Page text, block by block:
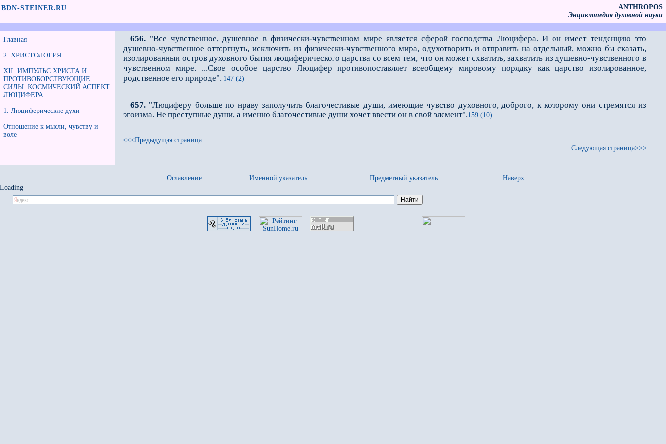
BDN-STEINER.RU
ANTHROPOS
Энциклопедия духовной науки
Главная
2. ХРИСТОЛОГИЯ
XII. ИМПУЛЬС ХРИСТА И
ПРОТИВОБОРСТВУЮЩИЕ
СИЛЫ. КОСМИЧЕСКИЙ АСПЕКТ
ЛЮЦИФЕРА
1. Люциферические духи
Отношение к мысли, чувству и
воле
656. "Все чувственное, душевное в физически-чувственном мире является сферой господства Люцифера. И он имеет тенденцию это
душевно-чувственное отторгнуть, исключить из физически-чувственного мира, одухотворить и отправить на отдельный, можно бы сказать,
изолированный остров духовного бытия люциферического царства со всем тем, что он может схватить, захватить из душевно-чувственного в
чувственном мире. ...Свое особое царство Люцифер противопоставляет всеобщему мировому порядку как царство изолированное,
родственное его природе". 147 (2)
657. "Люциферу больше по нраву заполучить благочестивые души, имеющие чувство духовного, доброго, к которому они стремятся из
эгоизма. Не преступные души, а именно благочестивые души хочет ввести он в свой элемент".159 (10)
<<<Предыдущая страница
Следующая страница>>>
Оглавление Именной указатель Предметный указатель
Наверх
Loading